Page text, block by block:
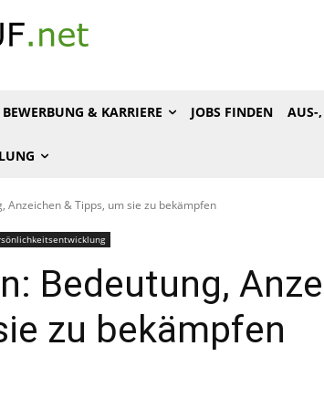
BEWERBUNG & KARRIERE JOBS FINDEN AUS-
Anzeichen & Tipps, um sie zu bekämpfen
Bedeutung,
zu bekämpfen